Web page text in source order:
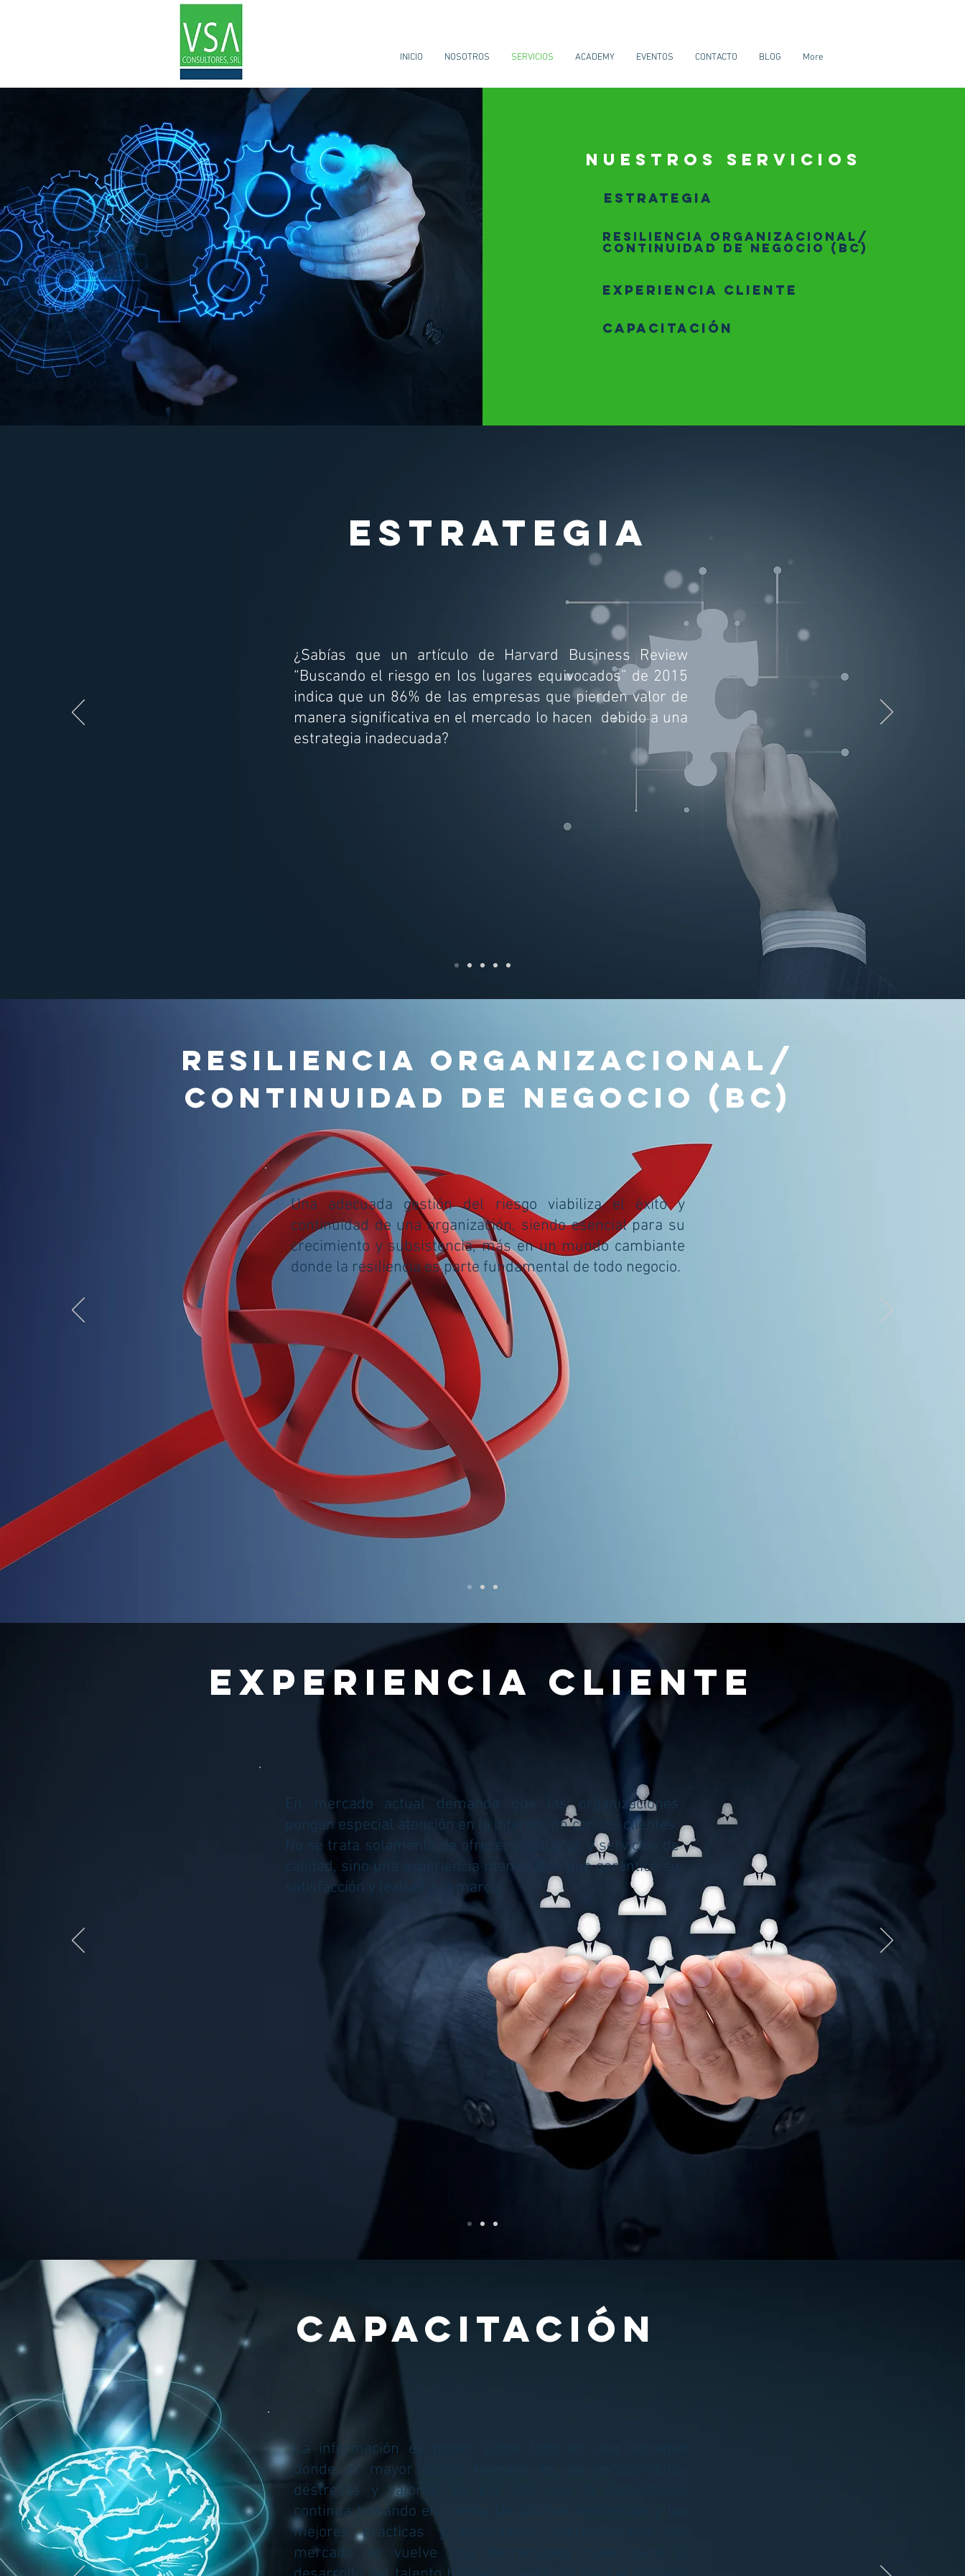
INICIO NOSOTROS SERVICIOS ACADEMY EVENTOS CONTACTO BLOG More
NUESTROS SERVICIOS
Estrategia
RESILIENCIA ORGANIZACIONAL/
CONTINUIDAD DE NEGOCIO (Bc)
EXPERIENCIA CLIENTE
CAPACITACIóN
ESTRATEGIA
¿Sabías que un artículo de Harvard Business Review
“Buscando el riesgo en los lugares equivocados” de 2015
indica que un 86% de las empresas que pierden valor de
manera significativa en el mercado lo hacen debido a una
estrategia inadecuada?
RESILIENCIA ORGANIZACIONAL/
CONTINUIDAD DE NEGOCIO (BC)
Una adecuada gestión del riesgo viabiliza el éxito y
continuidad de una organización, siendo esencial para su
crecimiento y subsistencia, más en un mundo cambiante
donde la resiliencia es parte fundamental de todo negocio.
EXPERIENCIA CLIENTE
En mercado actual demanda que las organizaciones
pongan especial atención en la interacción con los clientes.
No se trata solamente de ofrecer productos y servicios de
calidad, sino una experiencia memorable que garantice su
satisfacción y lealtad a la marca.
CAPACITACIóN
La información es poder, sobre todo en una sociedad
donde el mayor activo humano es su conocimiento,
destrezas y valores. Es por ello que la capacitación
continua tomando en cuenta las últimas tendencias y las
mejores prácticas y estándares internacionales del
mercado se vuelve una herramineta clave para el